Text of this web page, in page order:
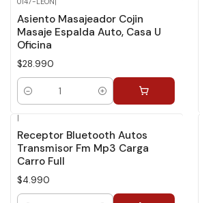
0147-LEON
Asiento Masajeador Cojin
Masaje Espalda Auto, Casa U
Oficina
$28.990
Cantidad
Receptor Bluetooth Autos
Transmisor Fm Mp3 Carga
Carro Full
$4.990